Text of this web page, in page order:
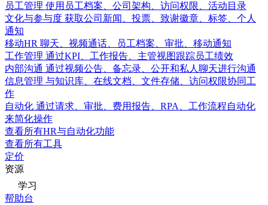
员工管理 使用员工档案、公司架构、访问权限、活动目录
文化与参与度 获取公司新闻、投票、致谢徽章、标签、个人
通知
移动HR 聊天、视频通话、员工档案、审批、移动通知
工作管理 通过KPI、工作报告、主管视图跟踪员工绩效
内部沟通 通过视频公告、备忘录、公开和私人聊天进行沟通
信息管理 与知识库、在线文档、文件存储、访问权限协同工
作
自动化 通过请求、审批、费用报告、RPA、工作流程自动化
来简化操作
查看所有HR与自动化功能
查看所有工具
定价
资源
学习
帮助台